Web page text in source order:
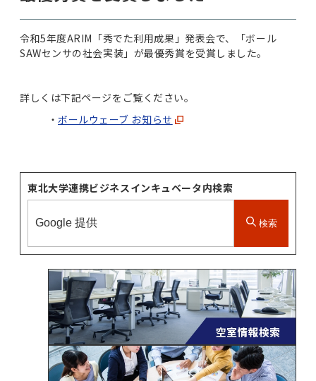
令和5年度ARIM「秀でた利用成果」発表会で、「ボール
SAWセンサの社会実装」が最優秀賞を受賞しました。
詳しくは下記ページをご覧ください。
ボールウェーブ お知らせ
東北大学連携ビジネスインキュベータ内検索
検索